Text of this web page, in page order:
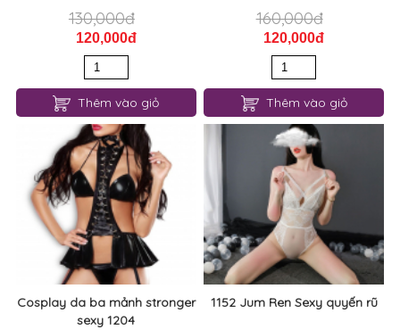
130,000đ
120,000đ
Thêm vào giỏ
160,000đ
120,000đ
Thêm vào giỏ
Cosplay da ba mảnh stronger
sexy 1204
1152 Jum Ren Sexy quyến rũ